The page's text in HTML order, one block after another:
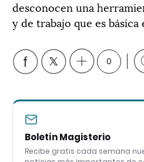
desconocen una
y de trabajo que es
0
Boletín Magisterio
Recibe gratis cada semana